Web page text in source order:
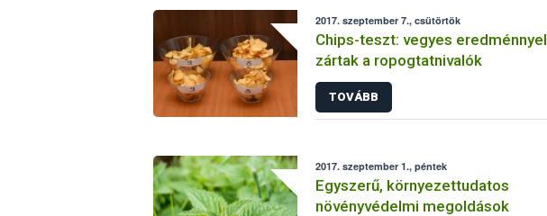
2017. szeptember 7., csütörtök
Chips-teszt: vegyes eredménnyel
zártak a ropogtatnivalók
TOVÁBB
2017. szeptember 1., péntek
Egyszerű, környezettudatos
növényvédelmi megoldások